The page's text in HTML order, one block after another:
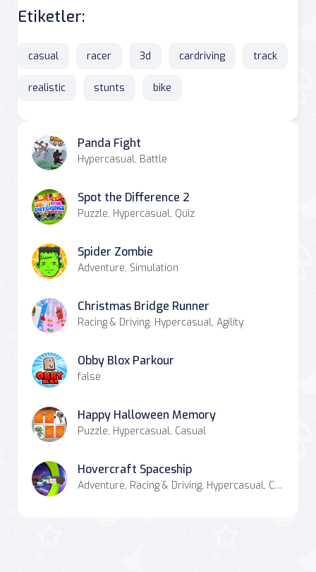
Etiketler:
casual racer 3d cardriving track
realistic stunts bike
Panda Fight
Hypercasual, Battle
Spot the Difference 2
Puzzle, Hypercasual, Quiz
Spider Zombie
Adventure, Simulation
Christmas Bridge Runner
Racing & Driving, Hypercasual, Agility
Obby Blox Parkour
false
Happy Halloween Memory
Puzzle, Hypercasual, Casual
Hovercraft Spaceship
Adventure, Racing & Driving, Hypercasual, Casual